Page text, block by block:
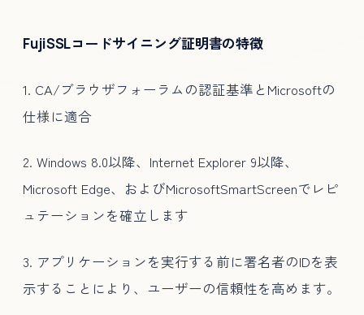
FujiSSLコードサイニング証明書の特徴
1. CA/ブラウザフォーラムの認証基準とMicrosoftの
仕様に適合
2. Windows 8.0以降、Internet Explorer 9以降、
Microsoft Edge、およびMicrosoftSmartScreenでレピ
ュテーションを確立します
3. アプリケーションを実行する前に署名者のIDを表
示することにより、ユーザーの信頼性を高めます。